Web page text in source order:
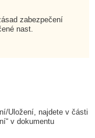
zabezpečení
nast.
Uložení, najdete v části
v dokumentu